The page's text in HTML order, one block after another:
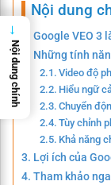
Nội dung
Google VEO 3
Những tính
Video độ
Hiểu ngữ
Chuyển
Tùy chỉnh
Khả năng
Lợi ích của
Tham khảo
→
Nội dung chính